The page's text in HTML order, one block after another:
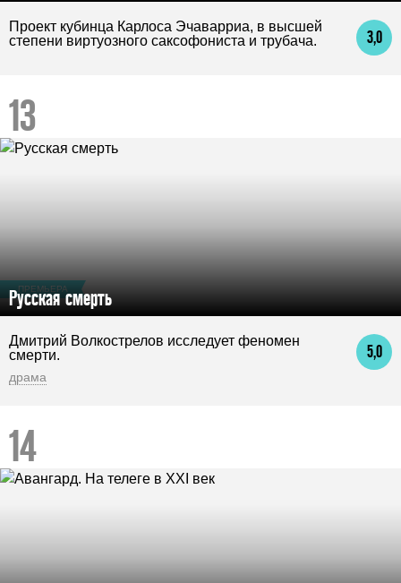
3,0
Проект кубинца Карлоса Эчаварриа, в высшей
степени виртуозного саксофониста и трубача.
ПРЕМЬЕРА
Русская смерть
5,0
Дмитрий Волкострелов исследует феномен
смерти.
драма